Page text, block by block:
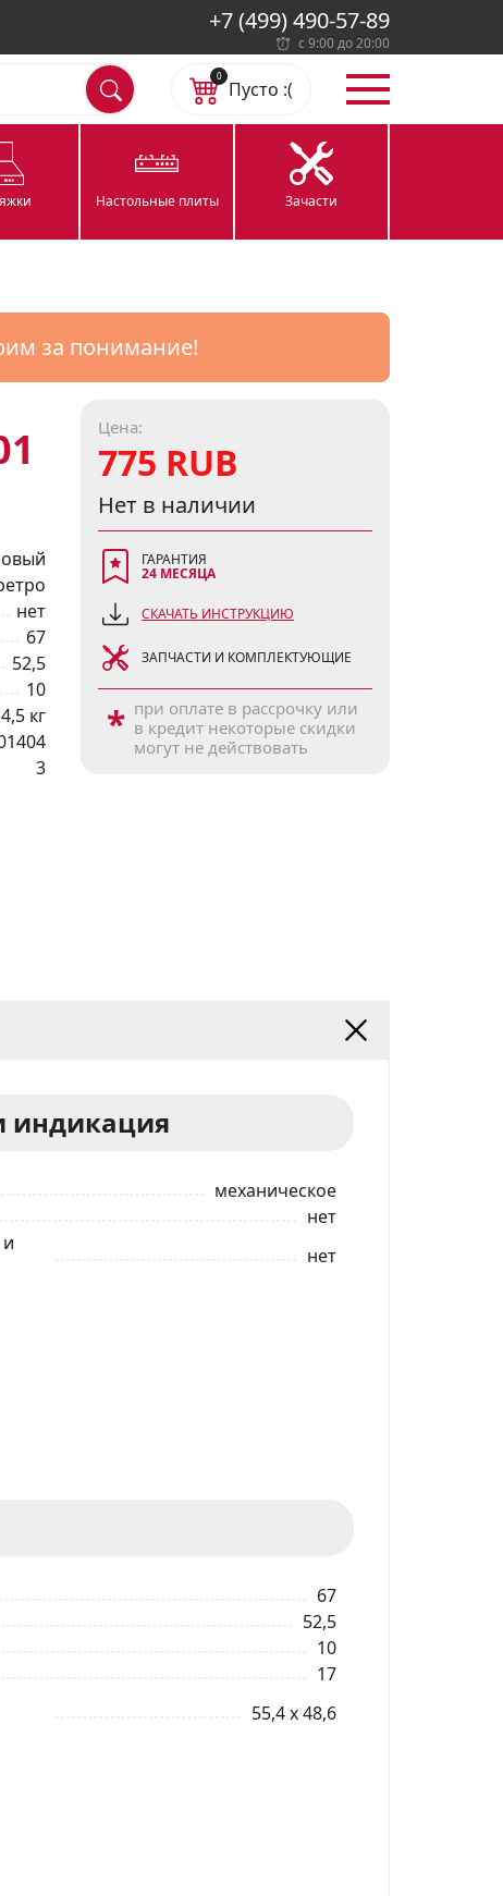
+7 (499) 490-57-89
с 9:00 до 20:00
Пусто :(
0
Настольные плиты Зачасти
за понимание!
нет
67
52,5
10
кг
3
Цена:
775 RUB
Нет в наличии
ГАРАНТИЯ
24 МЕСЯЦА
СКАЧАТЬ ИНСТРУКЦИЮ
ЗАПЧАСТИ И КОМПЛЕКТУЮЩИЕ
* при оплате в рассрочку или
в кредит некоторые скидки
могут не действовать
индикация
механическое
нет
нет
67
52,5
10
17
55,4 x 48,6